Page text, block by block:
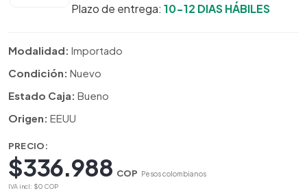
Plazo de entrega: 10-12 DIAS HÁBILES
Modalidad: Importado
Condición: Nuevo
Estado Caja: Bueno
Origen: EEUU
PRECIO:
$336.988 COP Pesos colombianos
IVA incl: $0 COP